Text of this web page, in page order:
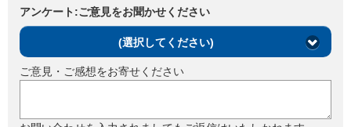
アンケート:ご意見をお聞かせください
(選択してください)
ご意見・ご感想をお寄せください